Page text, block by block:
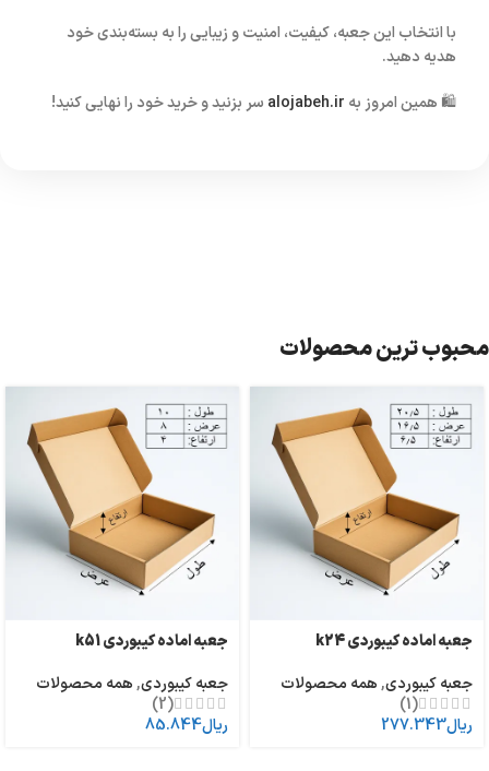
با انتخاب این جعبه، کیفیت، امنیت و زیبایی را به بسته‌بندی خود
هدیه دهید.
🛍️ همین امروز به alojabeh.ir سر بزنید و خرید خود را نهایی کنید!
محبوب ترین محصولات
جعبه اماده کیبوردی k24
جعبه کیبوردی,همه محصولات
(1)
ریال277.343
جعبه اماده کیبوردی k51
جعبه کیبوردی,همه محصولات
(2)
ریال85.844